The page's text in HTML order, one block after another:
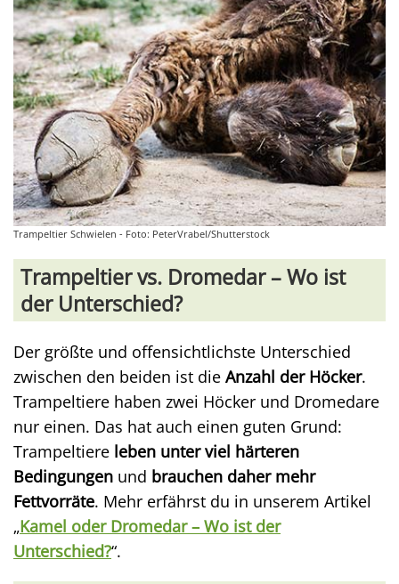
Trampeltier Schwielen - Foto: PeterVrabel/Shutterstock
Trampeltier vs. Dromedar – Wo ist
der Unterschied?
Der größte und offensichtlichste Unterschied
zwischen den beiden ist die Anzahl der Höcker.
Trampeltiere haben zwei Höcker und Dromedare
nur einen. Das hat auch einen guten Grund:
Trampeltiere leben unter viel härteren
Bedingungen und brauchen daher mehr
Fettvorräte. Mehr erfährst du in unserem Artikel
„Kamel oder Dromedar – Wo ist der
Unterschied?“.